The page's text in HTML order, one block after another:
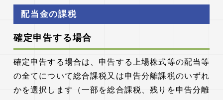
配当金の課税
確定申告する場合
確定申告する場合は、申告する上場株式等の配当等
の全てについて総合課税又は申告分離課税のいずれ
かを選択します（一部を総合課税、残りを申告分離